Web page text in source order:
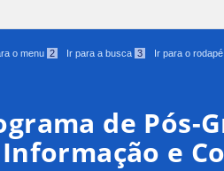
o menu 2 Ir para a busca 3 Ir para o rodapé
de Pós-
e